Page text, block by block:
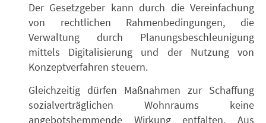
Der Gesetzgeber kann durch die Vereinfachung
von rechtlichen Rahmenbedingungen, die
Verwaltung durch Planungsbeschleunigung
mittels Digitalisierung und der Nutzung von
Konzeptverfahren steuern.
Gleichzeitig dürfen Maßnahmen zur Schaffung
sozialverträglichen Wohnraums keine
angebotshemmende Wirkung entfalten. Aus